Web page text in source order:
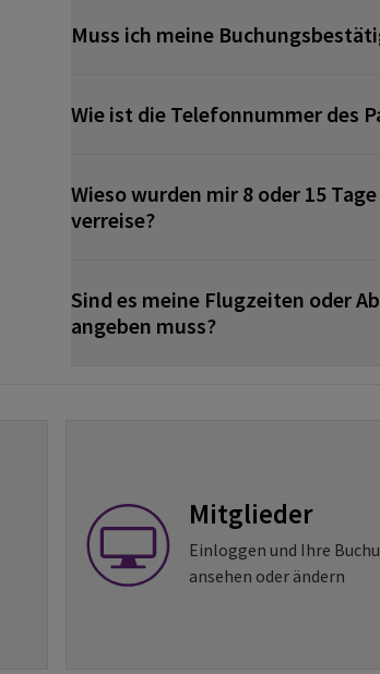
Muss ich meine
Wie ist die Telefonnummer des
Wieso wurden mir 8 oder 15
verreise?
Sind es meine Flugzeiten oder
angeben muss?
Mitglieder
Einloggen und Ihre
ansehen oder ändern